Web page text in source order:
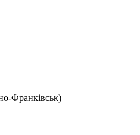
Франківськ)